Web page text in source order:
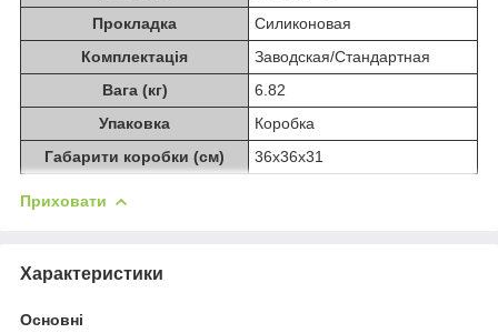
Прокладка
Силиконовая
Комплектація
Заводская/Стандартная
Вага (кг)
6.82
Упаковка
Коробка
Габарити коробки (см)
36x36x31
Приховати
Характеристики
Основні